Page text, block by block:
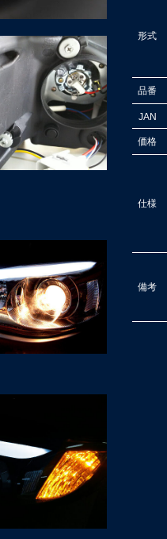
形式
品番
JAN
価格
仕様
備考